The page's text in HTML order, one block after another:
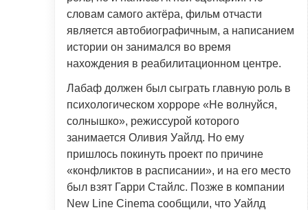
словам самого актёра, фильм отчасти
является автобиографичным, а написанием
истории он занимался во время
нахождения в реабилитационном центре.
Лабаф должен был сыграть главную роль в
психологическом хорроре «Не волнуйся,
солнышко», режиссурой которого
занимается Оливия Уайлд. Но ему
пришлось покинуть проект по причине
«конфликтов в расписании», и на его место
был взят Гарри Стайлс. Позже в компании
New Line Cinema сообщили, что Уайлд